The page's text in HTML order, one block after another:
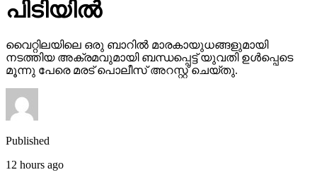
മൂന്നു പേരെ മരട് പൊലീസ് അറസ്റ്റ് ചെയ്തു.
Published
12 hours ago
on
November 18, 2025
By